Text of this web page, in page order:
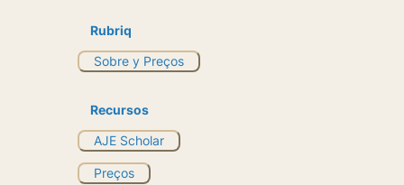
Rubriq
Sobre y Preços
Recursos
AJE Scholar
Preços